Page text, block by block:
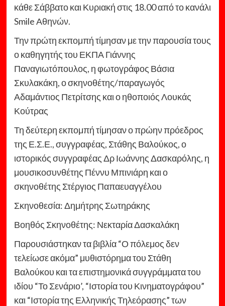
κάθε Σάββατο και Κυριακή στις 18.00 από το κανάλι
Smile Αθηνών.
Την πρώτη εκπομπή τίμησαν με την παρουσία τους
ο καθηγητής του ΕΚΠΑ Γιάννης
Παναγιωτόπουλος, η φωτογράφος Βάσια
Σκυλακάκη, ο σκηνοθέτης/παραγωγός
Αδαμάντιος Πετρίτσης και ο ηθοποιός Λουκάς
Κούτρας
Τη δεύτερη εκπομπή τίμησαν ο πρώην πρόεδρος
της Ε.Σ.Ε., συγγραφέας, Στάθης Βαλούκος, ο
ιστορικός συγγραφέας Δρ Ιωάννης Δασκαρόλης, η
μουσικοσυνθέτης Πέννυ Μπινιάρη και ο
σκηνοθέτης Στέργιος Παπαευαγγέλου
Σκηνοθεσία: Δημήτρης Σωτηράκης
Βοηθός Σκηνοθέτης: Νεκταρία Δασκαλάκη
Παρουσιάστηκαν τα βιβλία “Ο πόλεμος δεν
τελείωσε ακόμα” μυθιστόρημα του Στάθη
Βαλούκου και τα επιστημονικά συγγράμματα του
ιδίου “Το Σενάριο’, “Ιστορία του Κινηματογράφου”
και “Ιστορία της Ελληνικής Τηλεόρασης” των